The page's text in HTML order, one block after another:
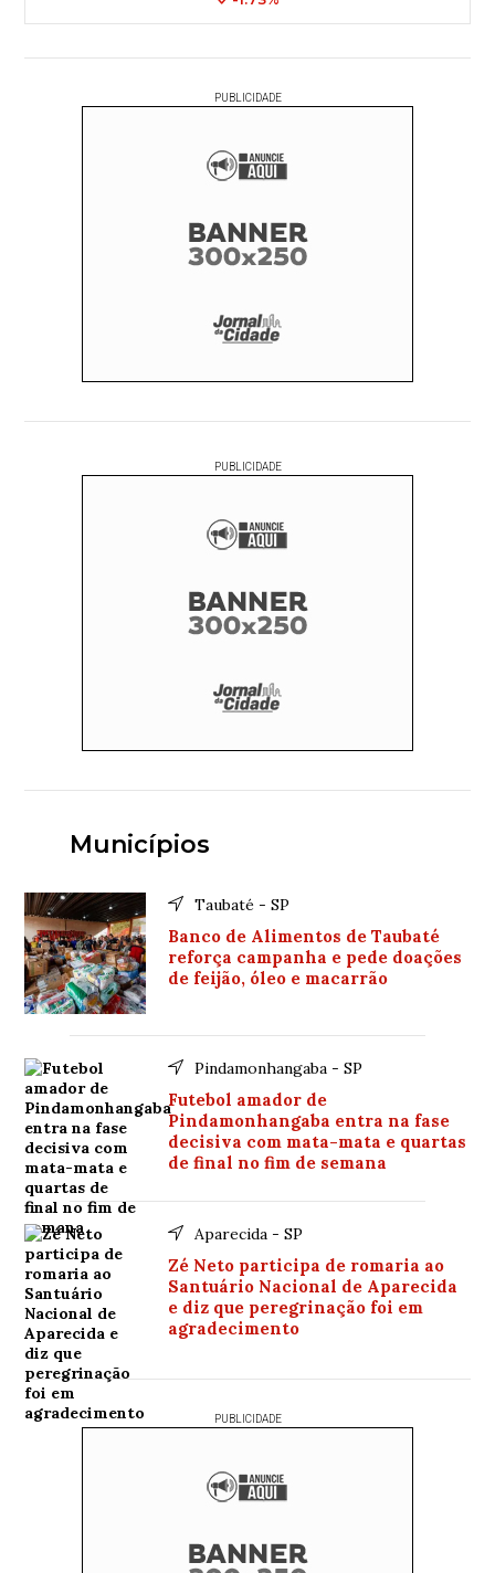
PUBLICIDADE
PUBLICIDADE
Municípios
Taubaté - SP
Banco de Alimentos de Taubaté
reforça campanha e pede doações
de feijão, óleo e macarrão
Pindamonhangaba - SP
Futebol amador de
Pindamonhangaba entra na fase
decisiva com mata-mata e quartas
de final no fim de semana
Aparecida - SP
Zé Neto participa de romaria ao
Santuário Nacional de Aparecida
e diz que peregrinação foi em
agradecimento
PUBLICIDADE